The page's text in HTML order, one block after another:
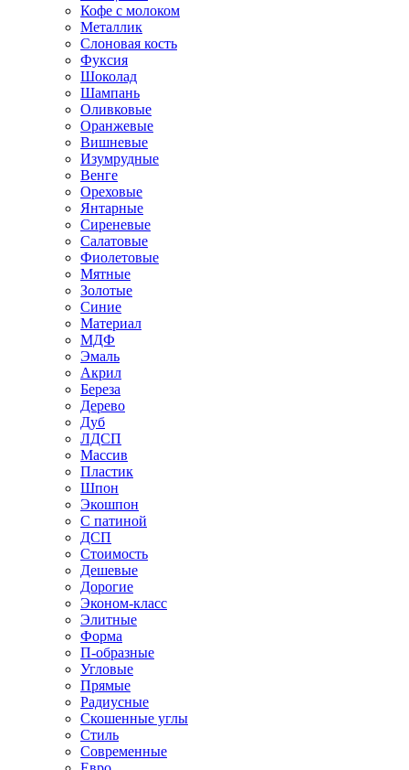
Кофе с молоком
Металлик
Слоновая кость
Фуксия
Шоколад
Шампань
Оливковые
Оранжевые
Вишневые
Изумрудные
Венге
Ореховые
Янтарные
Сиреневые
Салатовые
Фиолетовые
Мятные
Золотые
Синие
Материал
МДФ
Эмаль
Акрил
Береза
Дерево
Дуб
ЛДСП
Массив
Пластик
Шпон
Экошпон
С патиной
ДСП
Стоимость
Дешевые
Дорогие
Эконом-класс
Элитные
Форма
П-образные
Угловые
Прямые
Радиусные
Скошенные углы
Стиль
Современные